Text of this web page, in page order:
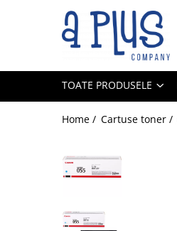
Toate Produsele
Cartuse toner
Unitate cilindru (Drum unit)
TOATE PRODUSELE
Home / Cartuse toner /